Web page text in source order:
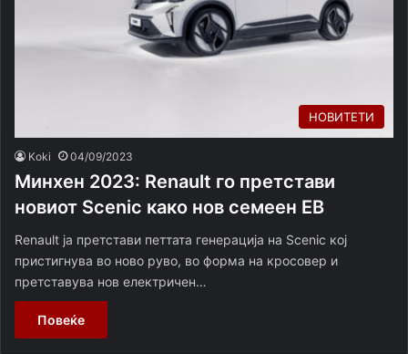
НОВИТЕТИ
Koki 04/09/2023
Минхен 2023: Renault го претстави
новиот Scenic како нов семеен ЕВ
Renault ја претстави петтата генерација на Scenic кој
пристигнува во ново руво, во форма на кросовер и
претставува нов електричен…
Повеќе